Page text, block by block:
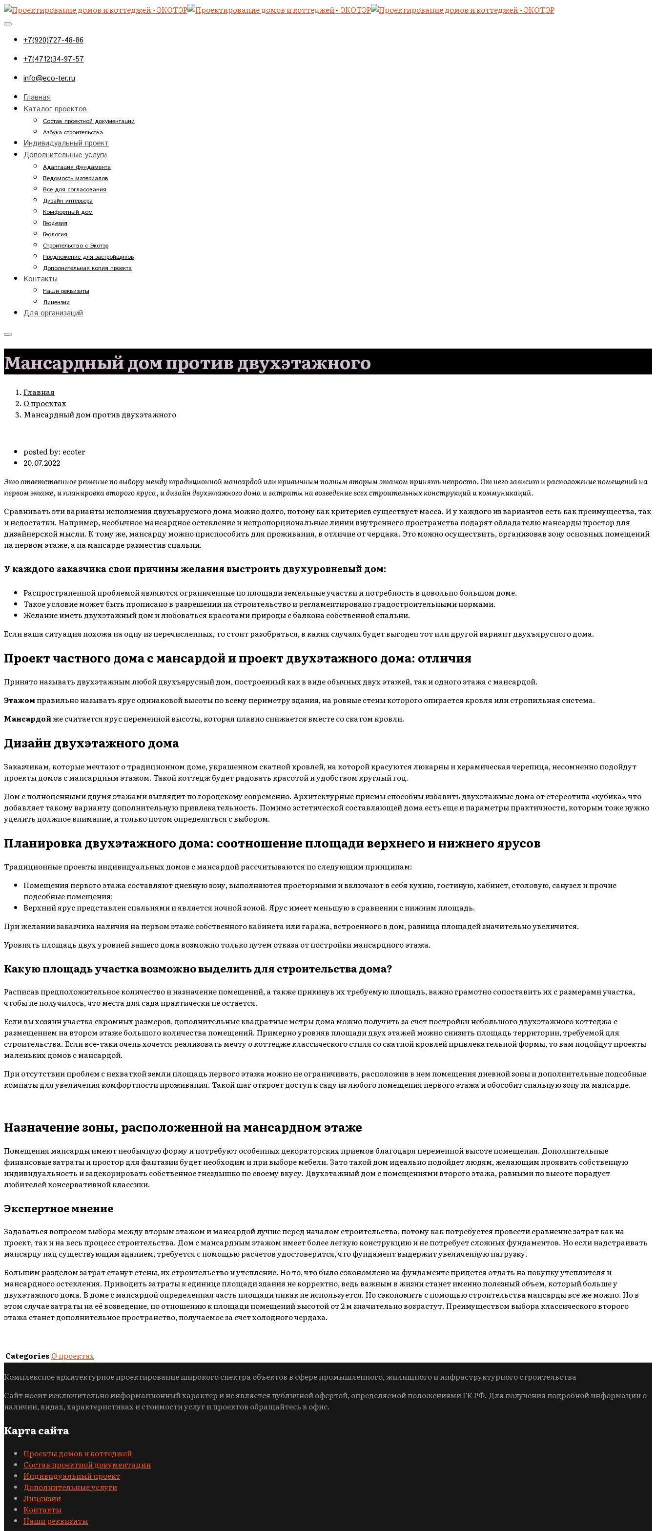
+7(920)727-48-86
+7(4712)34-97-57
info@eco-ter.ru
Главная
Каталог проектов
Состав проектной документации
Азбука строительства
Индивидуальный проект
Дополнительные услуги
Адаптация фундамента
Ведомость материалов
Все для согласования
Дизайн интерьера
Комфортный дом
Геодезия
Геология
Строительство с Экотэр
Предложение для застройщиков
Дополнительная копия проекта
Контакты
Наши реквизиты
Лицензии
Для организаций
Мансардный дом против двухэтажного
Главная
О проектах
Мансардный дом против двухэтажного
posted by: ecoter
20.07.2022
Это ответственное решение по выбору между традиционной мансардой или привычным полным вторым этажом принять непросто. От него зависит и расположение помещений на
первом этаже, и планировка второго яруса, и дизайн двухэтажного дома и затраты на возведение всех строительных конструкций и коммуникаций.
Сравнивать эти варианты исполнения двухъярусного дома можно долго, потому как критериев существует масса. И у каждого из вариантов есть как преимущества, так
и недостатки. Например, необычное мансардное остекление и непропорциональные линии внутреннего пространства подарят обладателю мансарды простор для
дизайнерской мысли. К тому же, мансарду можно приспособить для проживания, в отличие от чердака. Это можно осуществить, организовав зону основных помещений
на первом этаже, а на мансарде разместив спальни.
У каждого заказчика свои причины желания выстроить двухуровневый дом:
Распространенной проблемой являются ограниченные по площади земельные участки и потребность в довольно большом доме.
Такое условие может быть прописано в разрешении на строительство и регламентировано градостроительными нормами.
Желание иметь двухэтажный дом и любоваться красотами природы с балкона собственной спальни.
Если ваша ситуация похожа на одну из перечисленных, то стоит разобраться, в каких случаях будет выгоден тот или другой вариант двухъярусного дома.
Проект частного дома с мансардой и проект двухэтажного дома: отличия
Принято называть двухэтажным любой двухъярусный дом, построенный как в виде обычных двух этажей, так и одного этажа с мансардой.
Этажомправильно называть ярус одинаковой высоты по всему периметру здания, на ровные стены которого опирается кровля или стропильная система.
Мансардойже считается ярус переменной высоты, которая плавно снижается вместе со скатом кровли.
Дизайн двухэтажного дома
Заказчикам, которые мечтают о традиционном доме, украшенном скатной кровлей, на которой красуются люкарны и керамическая черепица, несомненно подойдут
проекты домов с мансардным этажом. Такой коттедж будет радовать красотой и удобством круглый год.
Дом с полноценными двумя этажами выглядит по городскому современно. Архитектурные приемы способны избавить двухэтажные дома от стереотипа «кубика», что
добавляет такому варианту дополнительную привлекательность. Помимо эстетической составляющей дома есть еще и параметры практичности, которым тоже нужно
уделить должное внимание, и только потом определяться с выбором.
Планировка двухэтажного дома: соотношение площади верхнего и нижнего ярусов
Традиционные проекты индивидуальных домов с мансардой рассчитываются по следующим принципам:
Помещения первого этажа составляют дневную зону, выполняются просторными и включают в себя кухню, гостиную, кабинет, столовую, санузел и прочие
подсобные помещения;
Верхний ярус представлен спальнями и является ночной зоной. Ярус имеет меньшую в сравнении с нижним площадь.
При желании заказчика наличия на первом этаже собственного кабинета или гаража, встроенного в дом, разница площадей значительно увеличится.
Уровнять площадь двух уровней вашего дома возможно только путем отказа от постройки мансардного этажа.
Какую площадь участка возможно выделить для строительства дома?
Расписав предположительное количество и назначение помещений, а также прикинув их требуемую площадь, важно грамотно сопоставить их с размерами участка,
чтобы не получилось, что места для сада практически не остается.
Если вы хозяин участка скромных размеров, дополнительные квадратные метры дома можно получить за счет постройки небольшого двухэтажного коттеджа с
размещением на втором этаже большого количества помещений. Примерно уровняв площади двух этажей можно снизить площадь территории, требуемой для
строительства. Если все-таки очень хочется реализовать мечту о коттедже классического стиля со скатной кровлей привлекательной формы, то вам подойдут проекты
маленьких домов с мансардой.
При отсутствии проблем с нехваткой земли площадь первого этажа можно не ограничивать, расположив в нем помещения дневной зоны и дополнительные подсобные
комнаты для увеличения комфортности проживания. Такой шаг откроет доступ к саду из любого помещения первого этажа и обособит спальную зону на мансарде.
Назначение зоны, расположенной на мансардном этаже
Помещения мансарды имеют необычную форму и потребуют особенных декораторских приемов благодаря переменной высоте помещения. Дополнительные
финансовые затраты и простор для фантазии будет необходим и при выборе мебели. Зато такой дом идеально подойдет людям, желающим проявить собственную
индивидуальность и задекорировать собственное гнездышко по своему вкусу. Двухэтажный дом с помещениями второго этажа, равными по высоте порадует
любителей консервативной классики.
Экспертное мнение
Задаваться вопросом выбора между вторым этажом и мансардой лучше перед началом строительства, потому как потребуется провести сравнение затрат как на
проект, так и на весь процесс строительства. Дом с мансардным этажом имеет более легкую конструкцию и не потребует сложных фундаментов. Но если надстраивать
мансарду над существующим зданием, требуется с помощью расчетов удостоверится, что фундамент выдержит увеличенную нагрузку.
Большим разделом затрат станут стены, их строительство и утепление. Но то, что было сэкономлено на фундаменте придется отдать на покупку утеплителя и
мансардного остекления. Приводить затраты к единице площади здания не корректно, ведь важным в жизни станет именно полезный объем, который больше у
двухэтажного дома. В доме с мансардой определенная часть площади никак не используется. Но сэкономить с помощью строительства мансарды все же можно. Но в
этом случае затраты на её возведение, по отношению к площади помещений высотой от 2 м значительно возрастут. Преимуществом выбора классического второго
этажа станет дополнительное пространство, получаемое за счет холодного чердака.
Categories О проектах
Комплексное архитектурное проектирование широкого спектра объектов в сфере промышленного, жилищного и инфраструктурного строительства
Сайт носит исключительно информационный характер и не является публичной офертой, определяемой положениями ГК РФ. Для получения подробной информации о
наличии, видах, характеристиках и стоимости услуг и проектов обращайтесь в офис.
Карта сайта
Проекты домов и коттеджей
Состав проектной документации
Индивидуальный проект
Дополнительные услуги
Лицензии
Контакты
Наши реквизиты